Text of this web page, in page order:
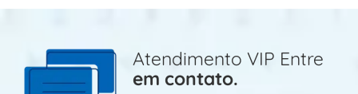
Atendimento VIP Entre
em contato.